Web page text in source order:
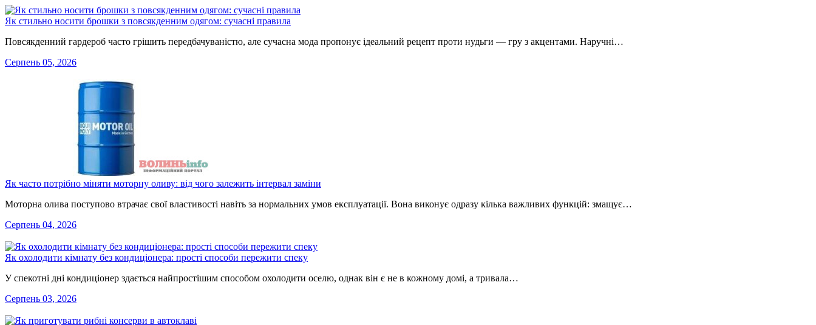
Як стильно носити брошки з повсякденним одягом: сучасні правила
Повсякденний гардероб часто грішить передбачуваністю, але сучасна мода пропонує ідеальний рецепт проти нудьги — гру з акцентами. Наручні…
Серпень 05, 2026
Як часто потрібно міняти моторну оливу: від чого залежить інтервал заміни
Моторна олива поступово втрачає свої властивості навіть за нормальних умов експлуатації. Вона виконує одразу кілька важливих функцій: змащує…
Серпень 04, 2026
Як охолодити кімнату без кондиціонера: прості способи пережити спеку
У спекотні дні кондиціонер здається найпростішим способом охолодити оселю, однак він є не в кожному домі, а тривала…
Серпень 03, 2026